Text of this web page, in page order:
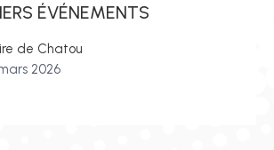
ÉVÉNEMENTS
de Chatou
2026